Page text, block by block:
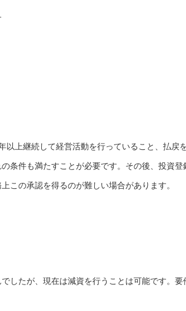
以上継続して経営活動を行っていること、払戻
条件も満たすことが必要です。その後、投資登
この承認を得るのが難しい場合があります。
したが、現在は減資を行うことは可能です。要